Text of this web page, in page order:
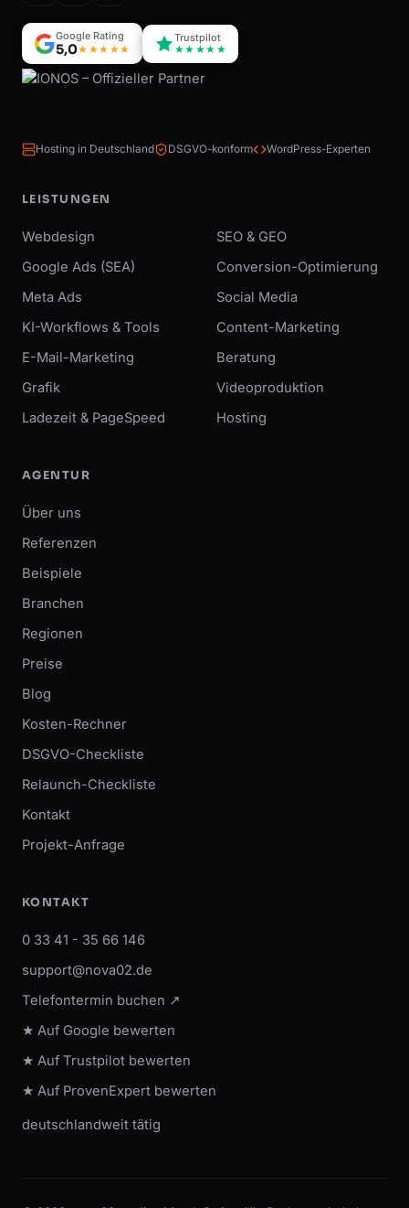
Google Rating
5,0★★★★★
Trustpilot
★★★★★
Hosting in Deutschland DSGVO-konform WordPress-Experten
LEISTUNGEN
Webdesign
SEO & GEO
Google Ads (SEA)
Conversion-Optimierung
Meta Ads
Social Media
KI-Workflows & Tools
Content-Marketing
E-Mail-Marketing
Beratung
Grafik
Videoproduktion
Ladezeit & PageSpeed
Hosting
AGENTUR
Über uns
Referenzen
Beispiele
Branchen
Regionen
Preise
Blog
Kosten-Rechner
DSGVO-Checkliste
Relaunch-Checkliste
Kontakt
Projekt-Anfrage
KONTAKT
0 33 41 - 35 66 146
support@nova02.de
Telefontermin buchen ↗
★ Auf Google bewerten
★ Auf Trustpilot bewerten
★ Auf ProvenExpert bewerten
deutschlandweit tätig